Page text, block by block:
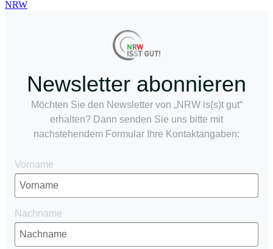
Newsletter abonnieren
Möchten Sie den Newsletter von „NRW is(s)t gut“
erhalten? Dann senden Sie uns bitte mit
nachstehendem Formular Ihre Kontaktangaben:
Vorname
Nachname